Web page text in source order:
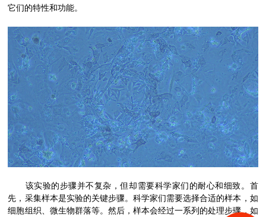
它们的特性和功能。
该实验的步骤并不复杂，但却需要科学家们的耐心和细致。首
先，采集样本是实验的关键步骤。科学家们需要选择合适的样本，如
细胞组织、微生物群落等。然后，样本会经过一系列的处理步骤，如